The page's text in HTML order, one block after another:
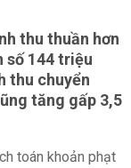
thu thuần hơn
số 144 triệu
thu chuyển
tăng gấp 3,5
toán khoản phạt